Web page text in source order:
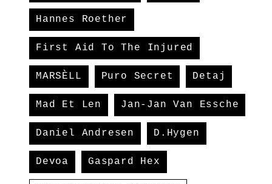
Hannes Roether
First Aid To The Injured
MARSÈLL Puro Secret Detaj
Mad Et Len Jan-Jan Van Essche
Daniel Andresen D.Hygen
Devoa Gaspard Hex